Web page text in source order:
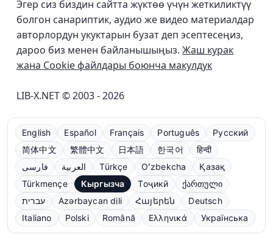
Эгер сиз биздин сайтта жүктөө үчүн жеткиликтүү
болгон санариптик, аудио же видео материалдар
авторлордун укуктарын бузат деп эсептесеңиз,
дароо биз менен байланышыңыз. Жаш курак
жана Cookie файлдары боюнча макулдук
LIB-X.NET © 2003 - 2026
English Español Français Português
Русский
简体中文
繁體中文 日本語 한국어
हिन्दी
فارسی
العربية Türkçe Oʻzbekcha
Қазақ
Türkmençe
Кыргызча Тоҷикӣ
ქართული
עברית
Azərbaycan dili Հայերեն
Deutsch
Italiano
Polski Română Ελληνικά Українська